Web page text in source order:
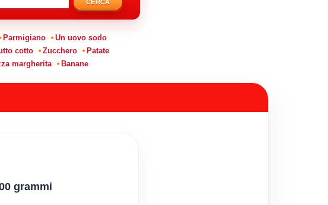
CERCA
Parmigiano
Un uovo sodo
cotto Zucchero
Patate
margherita Banane
grammi